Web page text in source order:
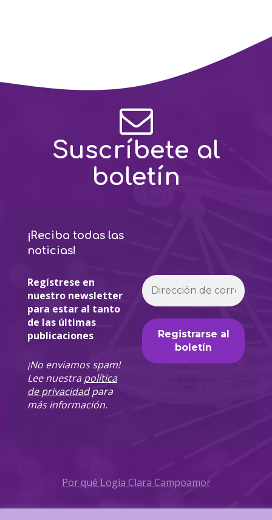
Suscríbete al
boletín
¡Reciba todas las
noticias!
Regístrese en
nuestro newsletter
para estar al tanto
de las últimas
publicaciones
¡No enviamos spam!
Lee nuestrapolítica
de privacidadpara
más información.
Por qué Logia Clara Campoamor
Política de Privacidad